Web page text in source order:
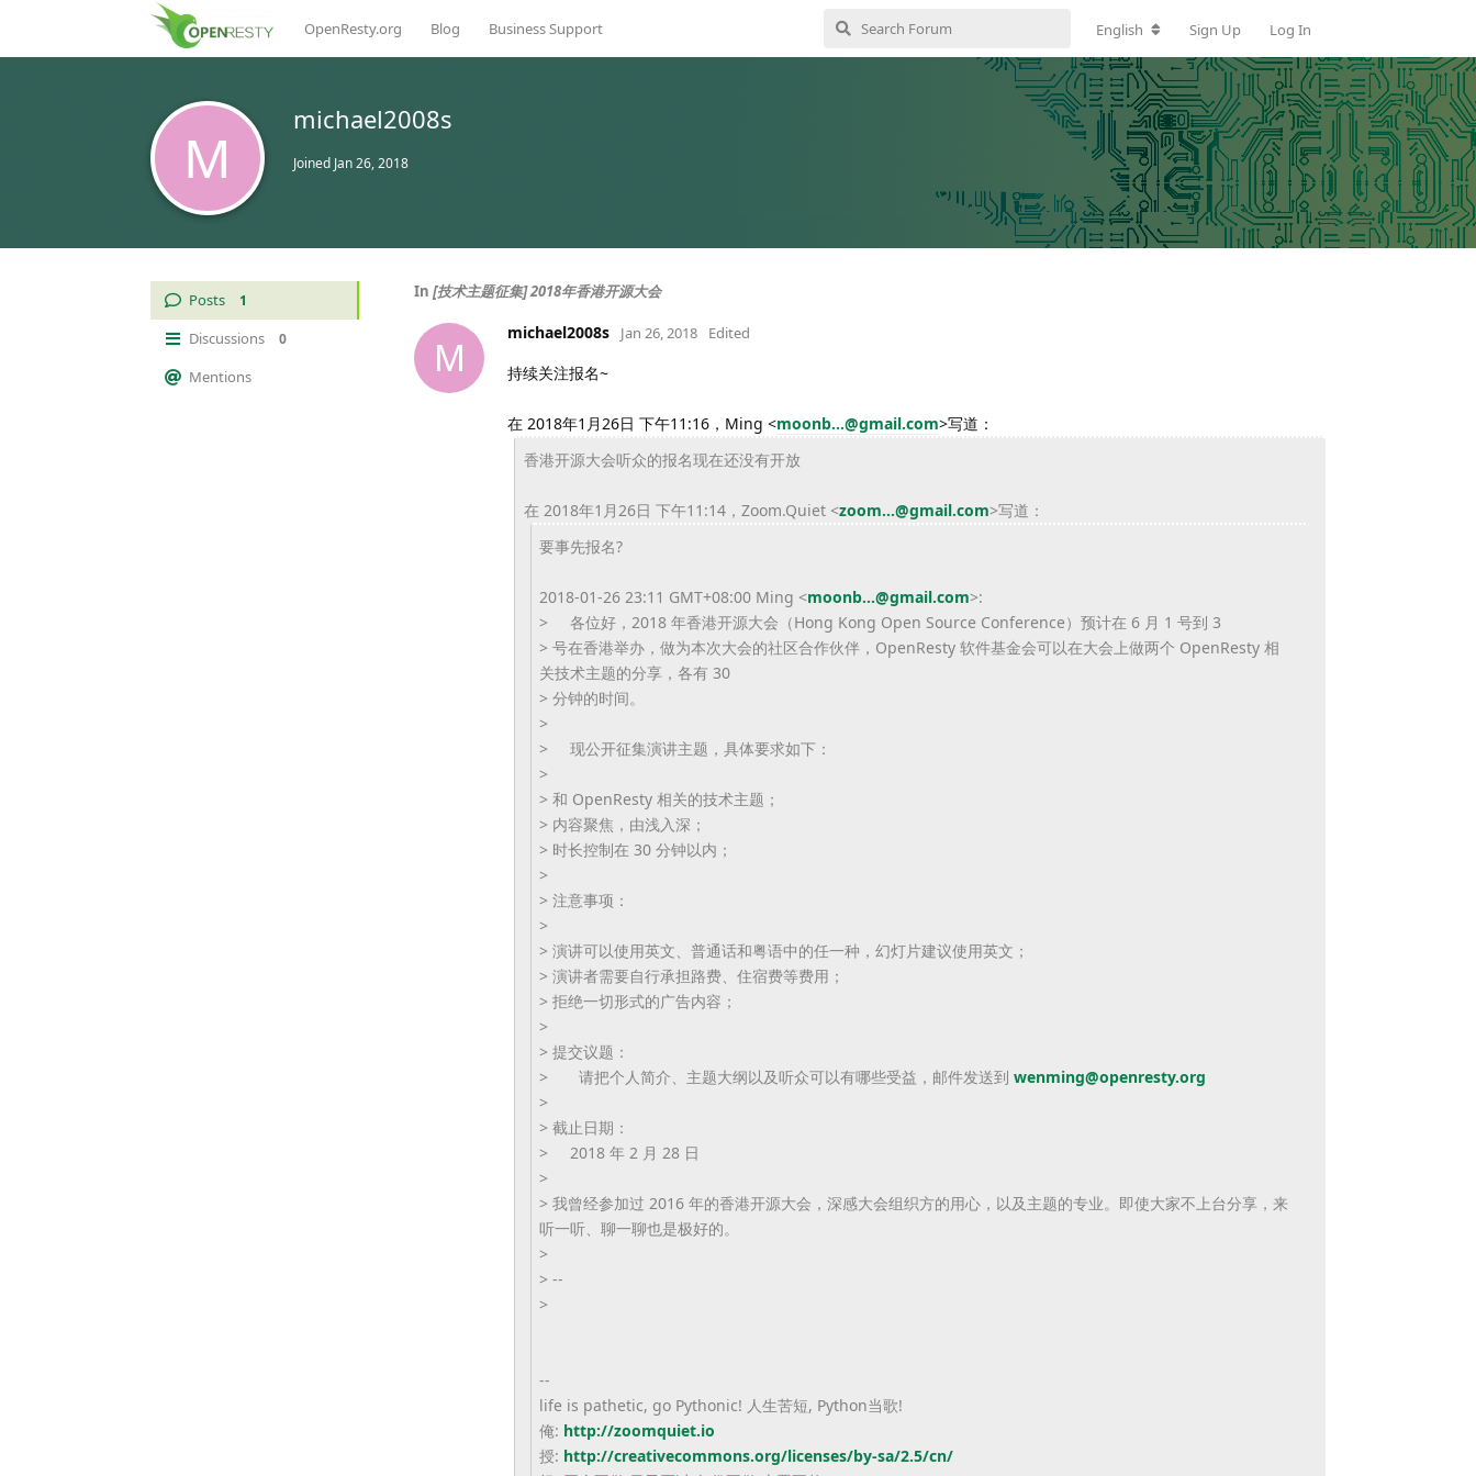
OpenResty.org Blog Business Support English Sign Up Log In
M
michael2008s
Joined Jan 26, 2018
Posts 1
Discussions 0
Mentions
In [技术主题征集] 2018年香港开源大会
M
michael2008s Jan 26, 2018 Edited
持续关注报名~
在 2018年1月26日 下午11:16，Ming <moonb...@gmail.com>写道：
香港开源大会听众的报名现在还没有开放
在 2018年1月26日 下午11:14，Zoom.Quiet <zoom...@gmail.com>写道：
要事先报名?
2018-01-26 23:11 GMT+08:00 Ming <moonb...@gmail.com>:
> 各位好，2018 年香港开源大会（Hong Kong Open Source Conference）预计在 6 月 1 号到 3
> 号在香港举办，做为本次大会的社区合作伙伴，OpenResty 软件基金会可以在大会上做两个 OpenResty 相
关技术主题的分享，各有 30
> 分钟的时间。
>
> 现公开征集演讲主题，具体要求如下：
>
> 和 OpenResty 相关的技术主题；
> 内容聚焦，由浅入深；
> 时长控制在 30 分钟以内；
>
> 注意事项：
>
> 演讲可以使用英文、普通话和粤语中的任一种，幻灯片建议使用英文 ；
> 演讲者需要自行承担路费、住宿费等费用；
> 拒绝一切形式的广告内容；
>
> 提交议题：
> 请把个人简介、主题大纲以及听众可以有哪些受益，邮件发送到 wenming@openresty.org
>
> 截止日期：
> 2018 年 2 月 28 日
>
> 我曾经参加过 2016 年的香港开源大会，深感大会组织方的用心，以及主题的专业。即使大家不上台分享，来
听一听、聊一聊也是极好的。
>
> --
>
--
life is pathetic, go Pythonic! 人生苦短, Python当歌!
俺: http://zoomquiet.io
授: http://creativecommons.org/licenses/by-sa/2.5/cn/